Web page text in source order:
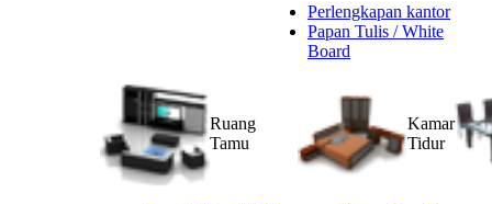
Perlengkapan kantor
Papan Tulis / White
Board
Ruang
Tamu
Kamar
Tidur